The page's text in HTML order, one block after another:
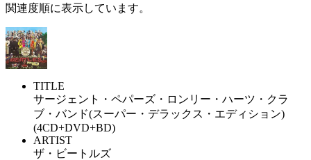
関連度順に表示しています。
TITLE
サージェント・ペパーズ・ロンリー・ハーツ・クラ
ブ・バンド(スーパー・デラックス・エディション)
(4CD+DVD+BD)
ARTIST
ザ・ビートルズ